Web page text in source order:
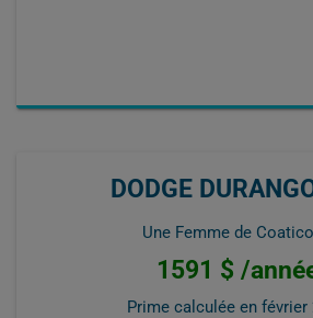
DODGE
Une Femme de
1591 $ /
Prime calculée en février